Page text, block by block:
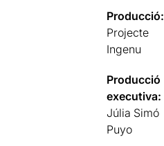
Producció:
Projecte
Ingenu
Producció
executiva:
Júlia Simó
Puyo